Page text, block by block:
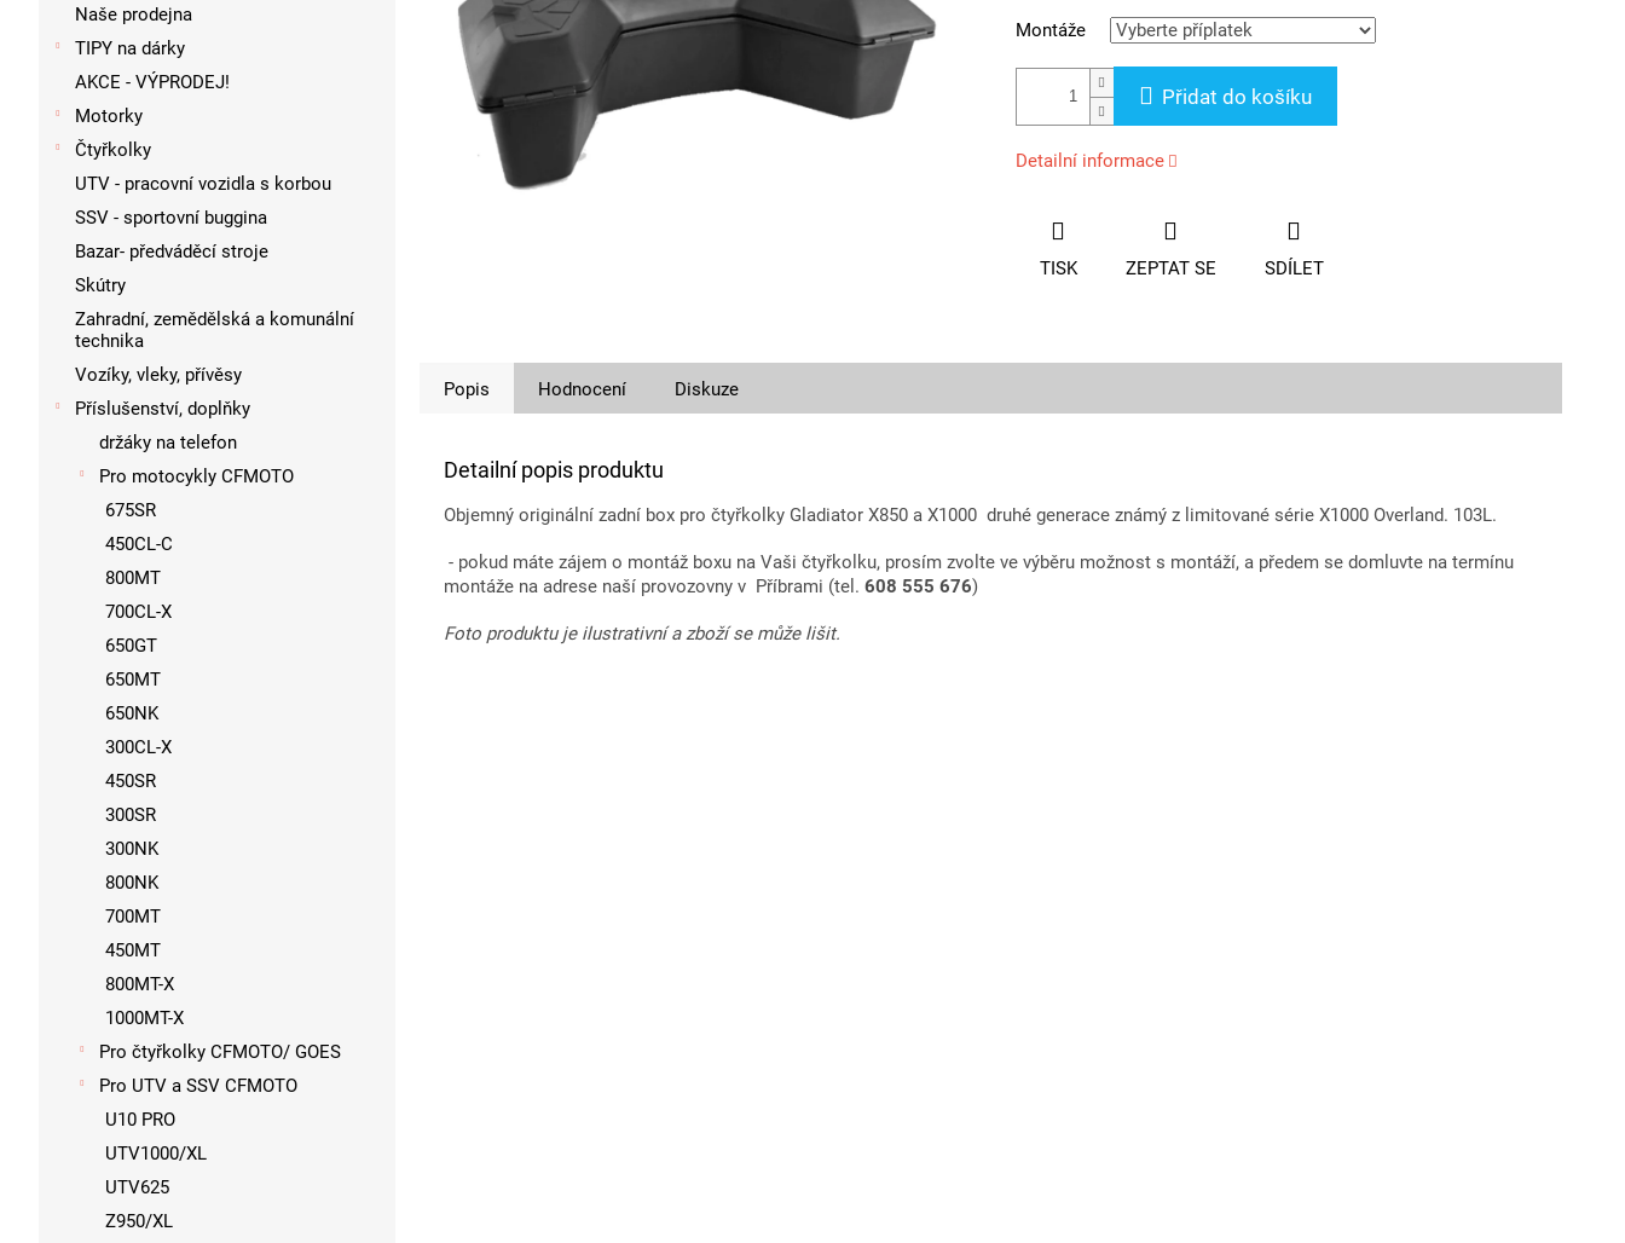
Naše prodejna
TIPY na dárky
AKCE - VÝPRODEJ!
Motorky
Čtyřkolky
UTV - pracovní vozidla s korbou
SSV - sportovní buggina
Bazar- předváděcí stroje
Skútry
Zahradní, zemědělská a komunální
technika
Vozíky, vleky, přívěsy
Příslušenství, doplňky
držáky na telefon
Pro motocykly CFMOTO
675SR
450CL-C
800MT
700CL-X
650GT
650MT
650NK
300CL-X
450SR
300SR
300NK
800NK
700MT
450MT
800MT-X
1000MT-X
Pro čtyřkolky CFMOTO/ GOES
Pro UTV a SSV CFMOTO
U10 PRO
UTV1000/XL
UTV625
Z950/XL
Montáže
Přidat do košíku
Detailní informace
TISK ZEPTAT SE SDÍLET
Popis Hodnocení Diskuze
Detailní popis produktu
Objemný originální zadní box pro čtyřkolky Gladiator X850 a X1000 druhé generace známý z limitované série X1000 Overland. 103L.
- pokud máte zájem o montáž boxu na Vaši čtyřkolku, prosím zvolte ve výběru možnost s montáží, a předem se domluvte na termínu
montáže na adrese naší provozovny v Příbrami (tel. 608 555 676)
Foto produktu je ilustrativní a zboží se může lišit.